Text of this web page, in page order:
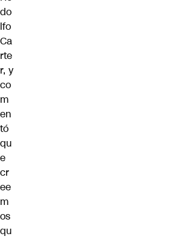
do
lfo
Ca
rte
r, y
co
m
en
tó
qu
e
cr
ee
m
os
qu